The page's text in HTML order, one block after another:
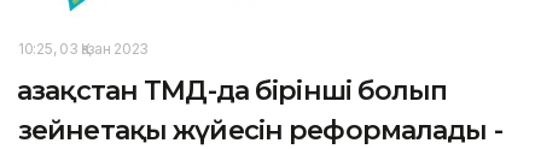
10:25, 03 Қазан 2023
Қазақстан ТМД-да бірінші болып
зейнетақы жүйесін реформалады -